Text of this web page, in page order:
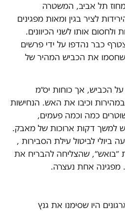
תל אביב, המשטרה
לציר בגין ומאות מפגינים
אותו לשני הכיוונים.
כבר נהדפו על ידי פרשים
שחסמו את הכביש המהיר של
על הכביש, אך כוחות יס״מ
וכיבו את האש. הנחישות
כמה וכמה פעמים,
למשך דקות ארוכות של מאבק.
לביטול עילת הסבירות ,
״בואש״, שהצליחה להבריח את
מפגינה אחת נעצרה.
היו שסימנו את גנץ